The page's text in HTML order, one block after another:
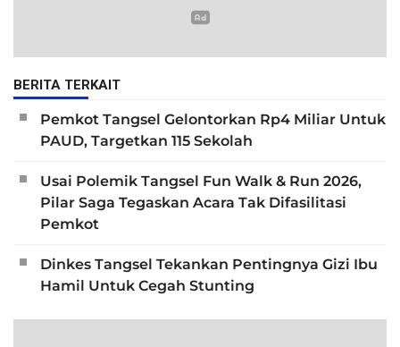
BERITA TERKAIT
Pemkot Tangsel Gelontorkan Rp4 Miliar Untuk
PAUD, Targetkan 115 Sekolah
Usai Polemik Tangsel Fun Walk & Run 2026,
Pilar Saga Tegaskan Acara Tak Difasilitasi
Pemkot
Dinkes Tangsel Tekankan Pentingnya Gizi Ibu
Hamil Untuk Cegah Stunting